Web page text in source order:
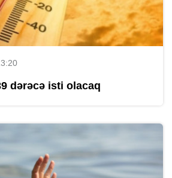
dərəcə isti olacaq